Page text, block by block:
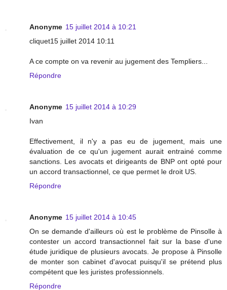
Anonyme 15 juillet 2014 à 10:21
cliquet15 juillet 2014 10:11
A ce compte on va revenir au jugement des Templiers...
Répondre
Anonyme 15 juillet 2014 à 10:29
Ivan
Effectivement, il n'y a pas eu de jugement, mais une
évaluation de ce qu'un jugement aurait entrainé comme
sanctions. Les avocats et dirigeants de BNP ont opté pour
un accord transactionnel, ce que permet le droit US.
Répondre
Anonyme 15 juillet 2014 à 10:45
On se demande d'ailleurs où est le problème de Pinsolle à
contester un accord transactionnel fait sur la base d'une
étude juridique de plusieurs avocats. Je propose à Pinsolle
de monter son cabinet d'avocat puisqu'il se prétend plus
compétent que les juristes professionnels.
Répondre